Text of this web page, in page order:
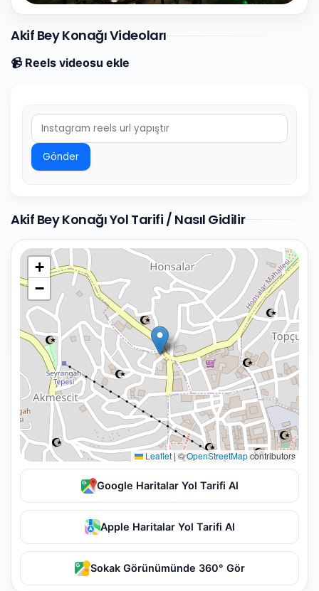
Akif Bey Konağı Videoları
📹 Reels videosu ekle
Gönder
Akif Bey Konağı Yol Tarifi / Nasıl Gidilir
+
−
Leaflet | ©OpenStreetMapcontributors
Google Haritalar Yol Tarifi Al
Apple Haritalar Yol Tarifi Al
Sokak Görünümünde 360° Gör